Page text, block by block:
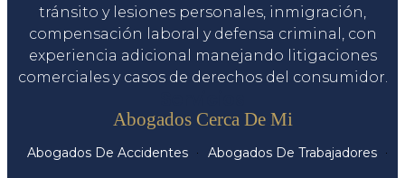
tránsito y lesiones personales, inmigración,
compensación laboral y defensa criminal, con
experiencia adicional manejando litigaciones
comerciales y casos de derechos del consumidor.
Abogados Cerca De Mi
Abogados De Accidentes Abogados De Trabajadores